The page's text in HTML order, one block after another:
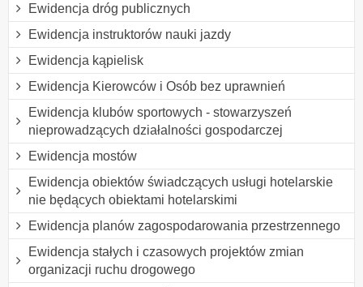
Ewidencja dróg publicznych
Ewidencja instruktorów nauki jazdy
Ewidencja kąpielisk
Ewidencja Kierowców i Osób bez uprawnień
Ewidencja klubów sportowych - stowarzyszeń
nieprowadzących działalności gospodarczej
Ewidencja mostów
Ewidencja obiektów świadczących usługi hotelarskie
nie będących obiektami hotelarskimi
Ewidencja planów zagospodarowania przestrzennego
Ewidencja stałych i czasowych projektów zmian
organizacji ruchu drogowego